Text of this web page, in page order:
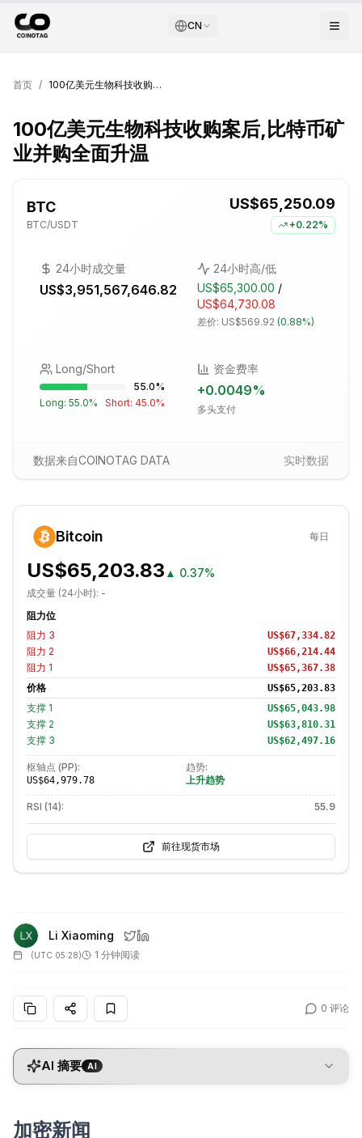
CN
首页 / 100亿美元生物科技收购案后,比特币矿业并购全面升温
100亿美元生物科技收购案后,比特币矿
业并购全面升温
BTC
BTC/USDT
US$65,250.09
+0.22%
24小时成交量
US$3,951,567,646.82
24小时高/低
US$65,300.00 /
US$64,730.08
差价: US$569.92 (0.88%)
Long/Short
55.0%
Long: 55.0% Short: 45.0%
资金费率
+0.0049%
多头支付
数据来自COINOTAG DATA 实时数据
Bitcoin 每日
US$65,203.83 ▲ 0.37%
成交量 (24小时): -
阻力位
阻力 3 US$67,334.82
阻力 2 US$66,214.44
阻力 1 US$65,367.38
价格 US$65,203.83
支撑 1 US$65,043.98
支撑 2 US$63,810.31
支撑 3 US$62,497.16
枢轴点 (PP):
US$64,979.78
趋势:
上升趋势
RSI (14): 55.9
前往现货市场
Li Xiaoming
(UTC 05:28) 1 分钟阅读
0 评论
AI 摘要 AI
加密新闻